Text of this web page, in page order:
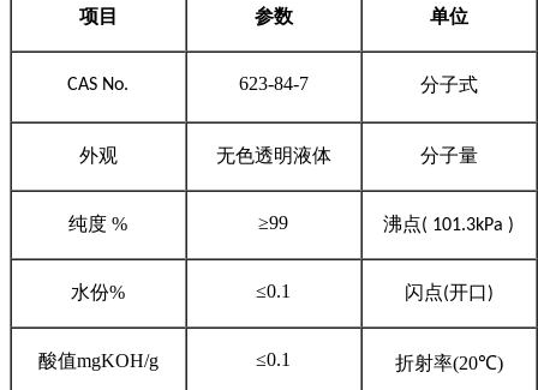
项目 参数 单位
CAS No. 623-84-7 分子式
外观 无色透明液体 分子量
纯度 % ≥99 沸点( 101.3kPa )
水份% ≤0.1 闪点(开口)
酸值mgKOH/g ≤0.1 折射率(20℃)